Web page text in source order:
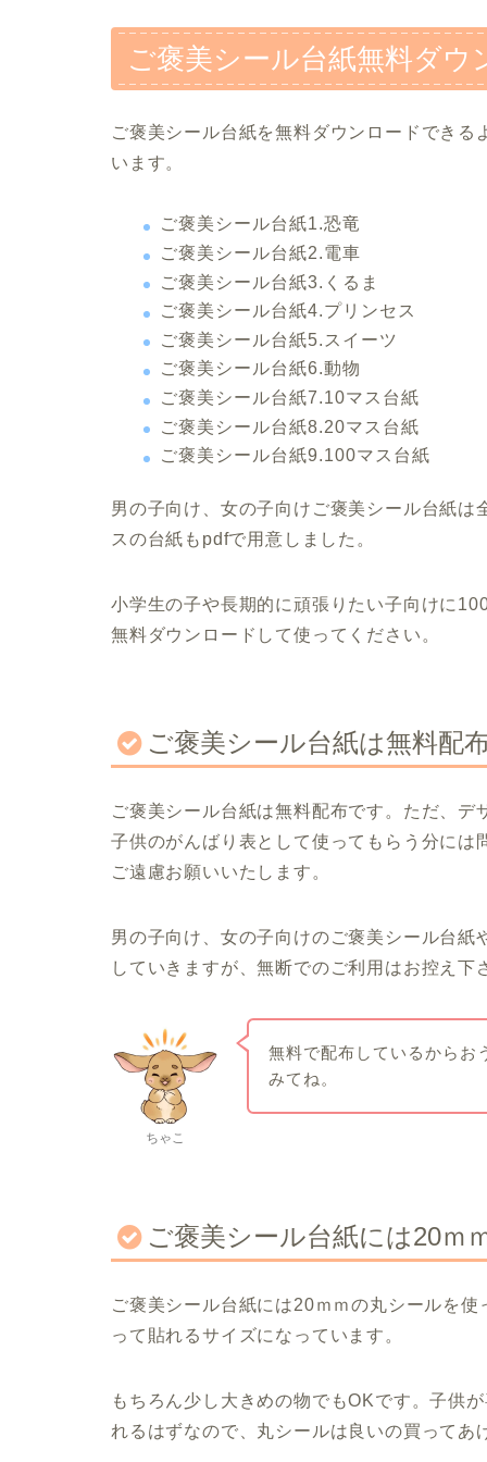
ご褒美シール台紙無料ダウ
ご褒美シール台紙を無料ダウンロードでき
います。
ご褒美シール台紙1.恐竜
ご褒美シール台紙2.電車
ご褒美シール台紙3.くるま
ご褒美シール台紙4.プリンセス
ご褒美シール台紙5.スイーツ
ご褒美シール台紙6.動物
ご褒美シール台紙7.10マス台紙
ご褒美シール台紙8.20マス台紙
ご褒美シール台紙9.100マス台紙
男の子向け、女の子向けご褒美シール台紙
スの台紙もpdfで用意しました。
小学生の子や長期的に頑張りたい子向けに
無料ダウンロードして使ってください。
ご褒美シール台紙は無料配
ご褒美シール台紙は無料配布です。ただ、デ
子供のがんばり表として使ってもらう分には
ご遠慮お願いいたします。
男の子向け、女の子向けのご褒美シール台
していきますが、無断でのご利用はお控え下
ちゃこ
無料で配布しているからお
みてね。
ご褒美シール台紙には20ｍ
ご褒美シール台紙には20ｍｍの丸シールを
って貼れるサイズになっています。
もちろん少し大きめの物でもOKです。子供
れるはずなので、丸シールは良いの買ってあ